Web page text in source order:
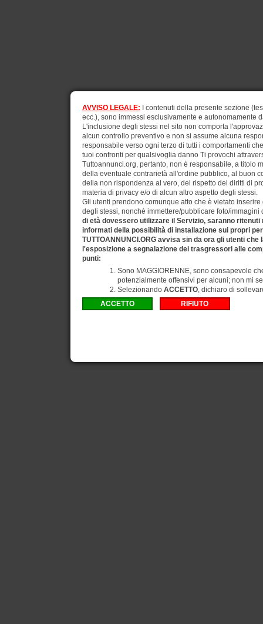
AVVISO LEGALE: I contenuti della presente sezione
ecc.), sono immessi esclusivamente e autonomamente
L'inclusione degli stessi nel sito non comporta
alcun controllo preventivo e non si assume alcuna
responsabile verso ogni terzo di tutti i comportamenti
tuoi confronti per qualsivoglia danno Ti provochi
Tuttoannunci.org, pertanto, non è responsabile, a titolo
della eventuale contrarietà all'ordine pubblico, al buon
della non rispondenza al vero, del rispetto dei diritti di
materia di privacy e/o di alcun altro aspetto degli stessi.
Gli utenti prendono comunque atto che è vietato
degli stessi, nonchè immettere/pubblicare foto/
di età dovessero utilizzare il Servizio, saranno
informati della possibilità di installazione sui propri
TUTTOANNUNCI.ORG avvisa sin da ora gli utenti
l'esposizione a segnalazione dei trasgressori alle
punti:
Sono MAGGIORENNE, sono consapevole
potenzialmente offensivi per alcuni; non mi
Selezionando ACCETTO, dichiaro di